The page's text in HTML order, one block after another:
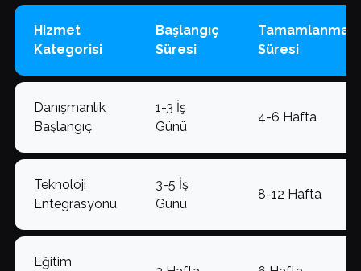
Hizmet
Kategorisi
Başlangıç
Süresi
Tamamlanma
Süresi
Danışmanlık
Başlangıç
1-3 İş
Günü
4-6 Hafta
Teknoloji
Entegrasyonu
3-5 İş
Günü
8-12 Hafta
Eğitim